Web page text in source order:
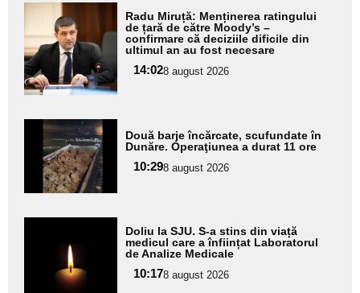
Adaugă
aici textul
pentru
subtitlu
Radu Miruță: Menținerea ratingului
de țară de către Moody’s –
confirmare că deciziile dificile din
ultimul an au fost necesare
14:028 august 2026
Adaugă
aici textul
pentru
subtitlu
Două barje încărcate, scufundate în
Dunăre. Operaţiunea a durat 11 ore
10:298 august 2026
aici textul
pentru
subtitlu
Doliu la SJU. S-a stins din viață
medicul care a înființat Laboratorul
de Analize Medicale
10:178 august 2026